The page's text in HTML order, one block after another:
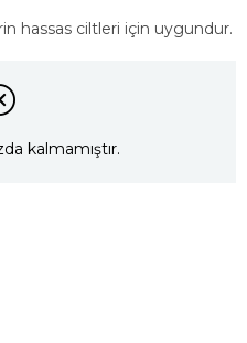
hassas ciltleri için uygundur.
kalmamıştır.